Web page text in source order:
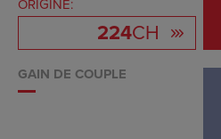
ORIGINE:
224CH
GAIN DE COUPLE